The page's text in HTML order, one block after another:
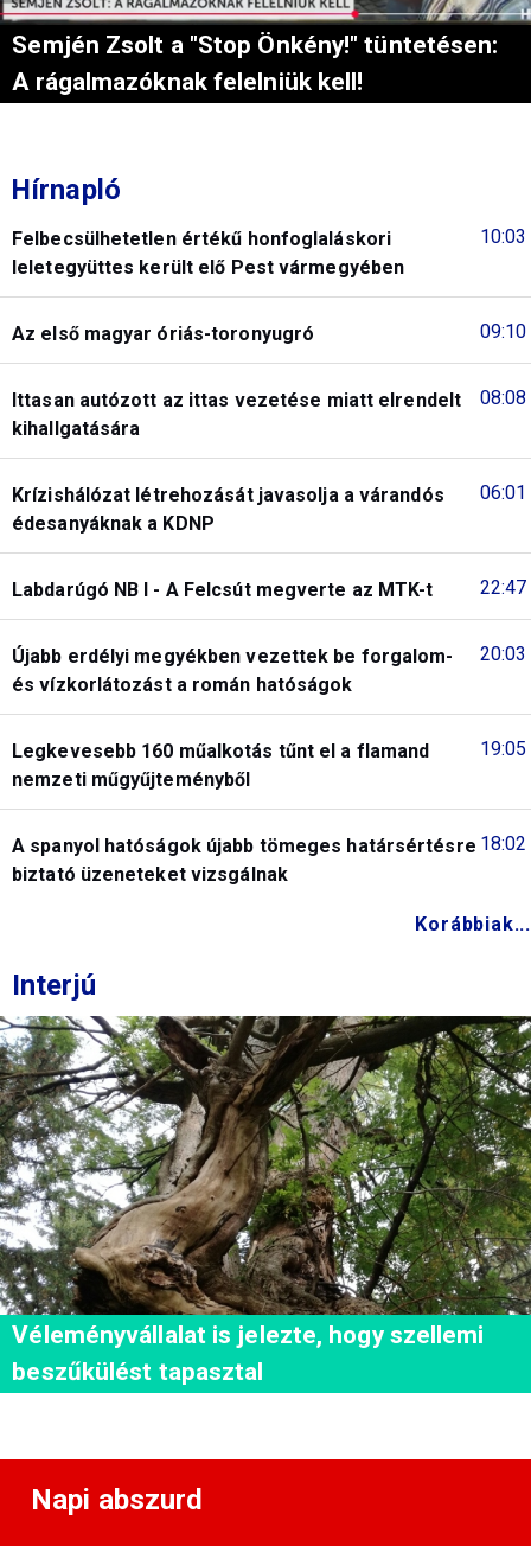
Semjén Zsolt a "Stop Önkény!" tüntetésen:
A rágalmazóknak felelniük kell!
Hírnapló
10:03
Felbecsülhetetlen értékű honfoglaláskori
leletegyüttes került elő Pest vármegyében
09:10
Az első magyar óriás-toronyugró
08:08
Ittasan autózott az ittas vezetése miatt elrendelt
kihallgatására
06:01
Krízishálózat létrehozását javasolja a várandós
édesanyáknak a KDNP
22:47
Labdarúgó NB I - A Felcsút megverte az MTK-t
20:03
Újabb erdélyi megyékben vezettek be forgalom-
és vízkorlátozást a román hatóságok
19:05
Legkevesebb 160 műalkotás tűnt el a flamand
nemzeti műgyűjteményből
18:02
A spanyol hatóságok újabb tömeges határsértésre
biztató üzeneteket vizsgálnak
Korábbiak...
Interjú
Véleményvállalat is jelezte, hogy szellemi
beszűkülést tapasztal
Napi abszurd